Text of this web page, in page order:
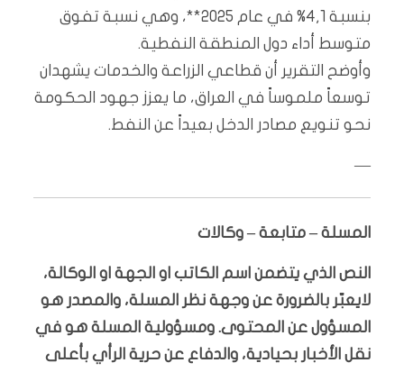
بنسبة 4,1% في عام 2025**، وهي نسبة تفوق
متوسط أداء دول المنطقة النفطية.
وأوضح التقرير أن قطاعي الزراعة والخدمات يشهدان
توسعاً ملموساً في العراق، ما يعزز جهود الحكومة
نحو تنويع مصادر الدخل بعيداً عن النفط.
—
المسلة – متابعة – وكالات
النص الذي يتضمن اسم الكاتب او الجهة او الوكالة،
لايعبّر بالضرورة عن وجهة نظر المسلة، والمصدر هو
المسؤول عن المحتوى. ومسؤولية المسلة هو في
نقل الأخبار بحيادية، والدفاع عن حرية الرأي بأعلى